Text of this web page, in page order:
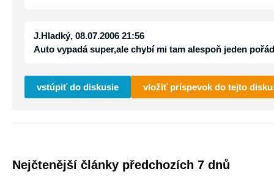
J.Hladký, 08.07.2006 21:56
Auto vypadá super,ale chybí mi tam alespoň jeden
vstúpiť do diskusie vložiť príspevok do tejto
Nejčtenější články předchozích 7 dnů